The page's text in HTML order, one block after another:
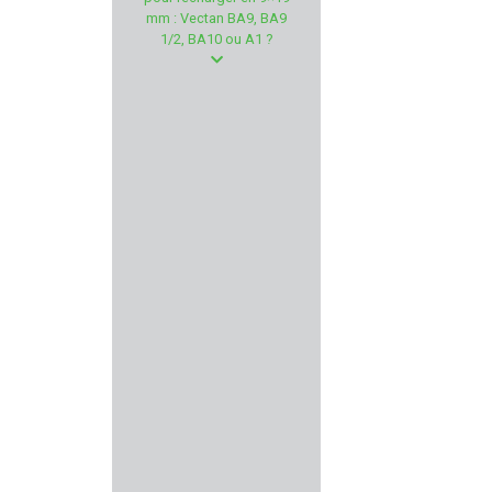
SAUER
Kalashnikov
mm : Vectan BA9, BA9
1/2, BA10 ou A1 ?